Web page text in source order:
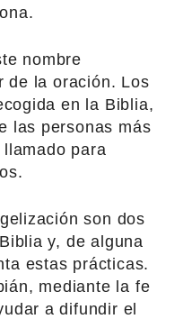
nombre
de la oración. Los
en la Biblia,
las personas más
para
son dos
y, de alguna
estas prácticas.
mediante la fe
a difundir el